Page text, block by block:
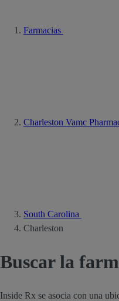
Farmacias
Charleston Vamc
South Carolina
Charleston
Buscar la
Inside Rx se asocia con una